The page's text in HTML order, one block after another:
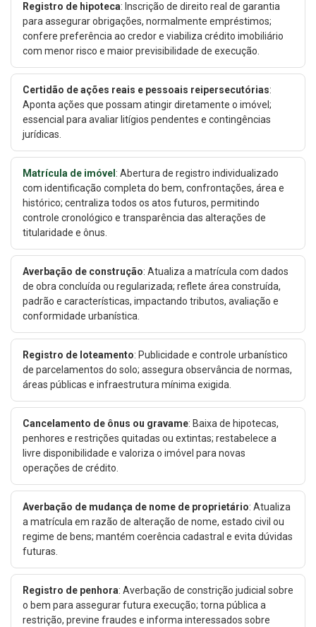
Registro de hipoteca: Inscrição de direito real de garantia
para assegurar obrigações, normalmente empréstimos;
confere preferência ao credor e viabiliza crédito imobiliário
com menor risco e maior previsibilidade de execução.
Certidão de ações reais e pessoais reipersecutórias:
Aponta ações que possam atingir diretamente o imóvel;
essencial para avaliar litígios pendentes e contingências
jurídicas.
Matrícula de imóvel : Abertura de registro individualizado
com identificação completa do bem, confrontações, área e
histórico; centraliza todos os atos futuros, permitindo
controle cronológico e transparência das alterações de
titularidade e ônus.
Averbação de construção: Atualiza a matrícula com dados
de obra concluída ou regularizada; reflete área construída,
padrão e características, impactando tributos, avaliação e
conformidade urbanística.
Registro de loteamento: Publicidade e controle urbanístico
de parcelamentos do solo; assegura observância de normas,
áreas públicas e infraestrutura mínima exigida.
Cancelamento de ônus ou gravame: Baixa de hipotecas,
penhores e restrições quitadas ou extintas; restabelece a
livre disponibilidade e valoriza o imóvel para novas
operações de crédito.
Averbação de mudança de nome de proprietário: Atualiza
a matrícula em razão de alteração de nome, estado civil ou
regime de bens; mantém coerência cadastral e evita dúvidas
futuras.
Registro de penhora: Averbação de constrição judicial sobre
o bem para assegurar futura execução; torna pública a
restrição, previne fraudes e informa interessados sobre